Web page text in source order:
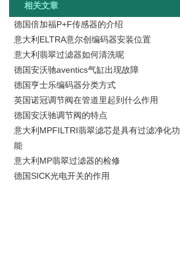
相关文章
德国倍加福P+F传感器的介绍
意大利ELTRA意尔创编码器安装位置
意大利翡翠过滤器如何清洗呢
德国安沃驰aventics气缸出现故障
德国亨士乐编码器分类方式
英国诺冠调节阀在管道里起到什么作用
德国安沃驰调节阀的特点
意大利MPFILTRI翡翠滤芯是具有过滤净化功
能
意大利MP翡翠过滤器的检修
德国SICK光电开关的作用